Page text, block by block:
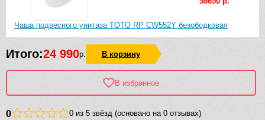
Чаша подвесного унитаза TOTO RP CW552Y безободковая
Итого:24 990р. В корзину
В избранное
0 0 из 5 звёзд (основано на 0 отзывах)